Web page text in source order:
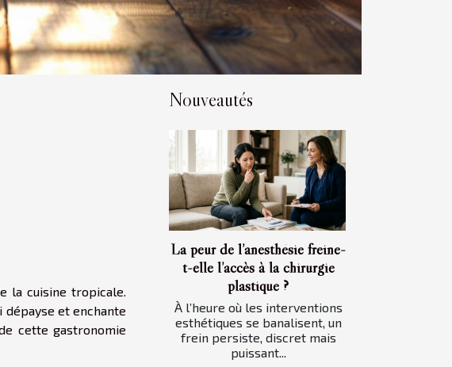
la cuisine tropicale.
dépayse et enchante
cette gastronomie
Nouveautés
La peur de l’anesthésie freine-
t-elle l’accès à la chirurgie
plastique ?
À l’heure où les interventions
esthétiques se banalisent, un
frein persiste, discret mais
puissant...